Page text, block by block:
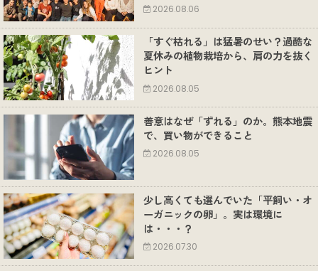
2026.08.06
「すぐ枯れる」は猛暑のせい？過酷な
夏休みの植物栽培から、肩の力を抜く
ヒント
2026.08.05
善意はなぜ「ずれる」のか。熊本地震
で、買い物ができること
2026.08.05
少し高くても選んでいた「平飼い・オ
ーガニックの卵」。実は環境に
は・・・？
2026.07.30